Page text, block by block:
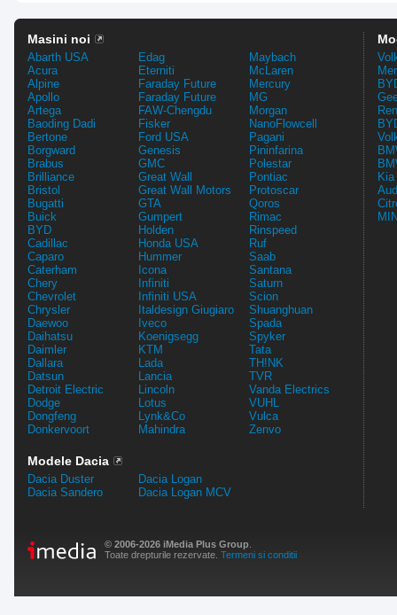
Masini noi
Abarth USA
Acura
Alpine
Apollo
Artega
Baoding Dadi
Bertone
Borgward
Brabus
Brilliance
Bristol
Bugatti
Buick
BYD
Cadillac
Caparo
Caterham
Chery
Chevrolet
Chrysler
Daewoo
Daihatsu
Daimler
Dallara
Datsun
Detroit Electric
Dodge
Dongfeng
Donkervoort
Edag
Eterniti
Faraday Future
Faraday Future
FAW-Chengdu
Fisker
Ford USA
Genesis
GMC
Great Wall
Great Wall Motors
GTA
Gumpert
Holden
Honda USA
Hummer
Icona
Infiniti
Infiniti USA
Italdesign Giugiaro
Iveco
Koenigsegg
KTM
Lada
Lancia
Lincoln
Lotus
Lynk&Co
Mahindra
Maybach
McLaren
Mercury
MG
Morgan
NanoFlowcell
Pagani
Pininfarina
Polestar
Pontiac
Protoscar
Qoros
Rimac
Rinspeed
Ruf
Saab
Santana
Saturn
Scion
Shuanghuan
Spada
Spyker
Tata
TH!NK
TVR
Vanda Electrics
VUHL
Vulca
Zenvo
Modele Dacia
Dacia Duster
Dacia Sandero
Dacia Logan
Dacia Logan MCV
© 2006-2026 iMedia Plus Group
Toate drepturile rezervate. Termeni si conditii